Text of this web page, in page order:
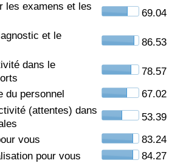
les examens et les
69.04
et le
86.53
dans le
78.57
du personnel
67.02
(attentes) dans
53.39
vous
83.24
pour vous
84.27
pays
(Actuel)
par Pays